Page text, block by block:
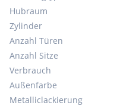
Hubraum
Zylinder
Anzahl Türen
Anzahl Sitze
Verbrauch
Außenfarbe
Metallic­lackierung